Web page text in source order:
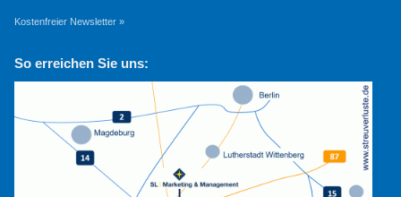
Kostenfreier Newsletter »
So erreichen Sie uns: